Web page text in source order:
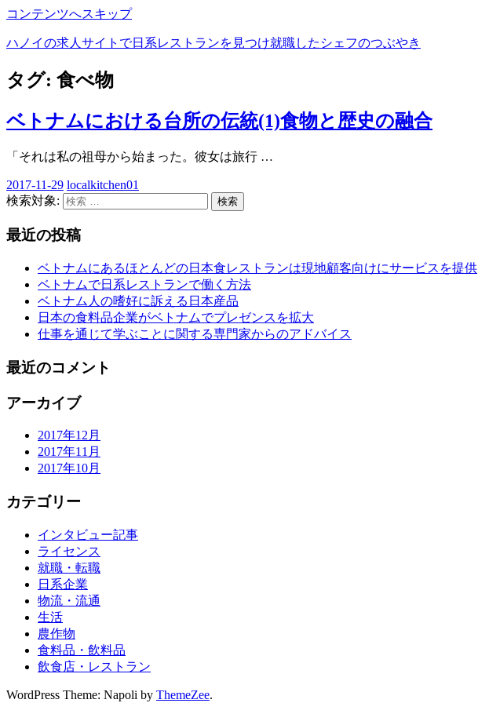
コンテンツへスキップ
ハノイの求人サイトで日系レストランを見つけ就職したシェフのつぶやき
タグ: 食べ物
ベトナムにおける台所の伝統(1)食物と歴史の融合
「それは私の祖母から始まった。彼女は旅行 …
2017-11-29 localkitchen01
検索対象:
検索
最近の投稿
ベトナムにあるほとんどの日本食レストランは現地顧客向けにサービスを提供
ベトナムで日系レストランで働く方法
ベトナム人の嗜好に訴える日本産品
日本の食料品企業がベトナムでプレゼンスを拡大
仕事を通じて学ぶことに関する専門家からのアドバイス
最近のコメント
アーカイブ
2017年12月
2017年11月
2017年10月
カテゴリー
インタビュー記事
ライセンス
就職・転職
日系企業
物流・流通
生活
農作物
食料品・飲料品
飲食店・レストラン
WordPress Theme: Napoli by ThemeZee.